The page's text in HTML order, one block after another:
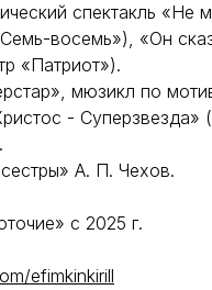
спектакль «Не
восемь»), «Он
«Патриот»).
мюзикл по
- Суперзвезда»
А. П. Чехов.
с 2025 г.
efimkinkirill